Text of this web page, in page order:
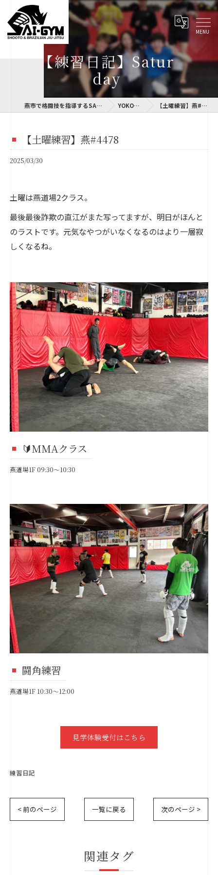
【練習日記】Satur
day
燕市で格闘技を指導するSAI-GYM YOKOLOG 【土曜練習】燕#4478
【土曜練習】燕#4478
2025/03/30
土曜は燕道場2クラス。
最後最後詐欺の直江がまた写ってますが、明日がほんと
のラストです。元気なやつがいなくなるのはより一層寂
しくなるね。
🔰MMAクラス
燕道場1F 09:30～10:30
闘角練習
燕道場1F 10:30～12:00
見学体験受付はこちら
練習日記
< 前のページ 一覧に戻る 次のページ >
関連タグ